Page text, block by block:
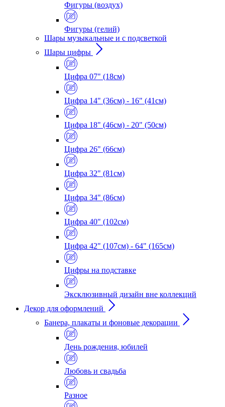
Фигуры (воздух)
Фигуры (гелий)
Шары музыкальные и с подсветкой
Шары цифры
Цифра 07" (18см)
Цифра 14" (36см) - 16" (41см)
Цифра 18" (46см) - 20" (50см)
Цифра 26" (66см)
Цифра 32" (81см)
Цифра 34" (86см)
Цифра 40" (102см)
Цифра 42" (107см) - 64" (165см)
Цифры на подставке
Эксклюзивный дизайн вне коллекций
Декор для оформлений
Банера, плакаты и фоновые декорации
День рождения, юбилей
Любовь и свадьба
Разное